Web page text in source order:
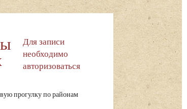
Для записи
необходимо
авторизоваться
прогулку по районам